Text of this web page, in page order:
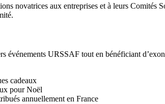
novatrices aux entreprises et à leurs
événements URSSAF tout en bénéficiant
cadeaux
pour Noël
annuellement en France